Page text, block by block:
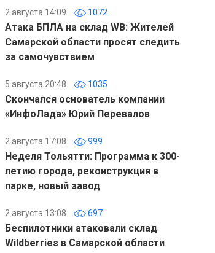
2 августа 14:09 1072
Атака БПЛА на склад WB: Жителей
Самарской области просят следить
за самочувствием
5 августа 20:48 1035
Скончался основатель компании
«ИнфоЛада» Юрий Перевалов
2 августа 17:08 999
Неделя Тольятти: Программа к 300-
летию города, реконструкция в
парке, новый завод
2 августа 13:08 697
Беспилотники атаковали склад
Wildberries в Самарской области